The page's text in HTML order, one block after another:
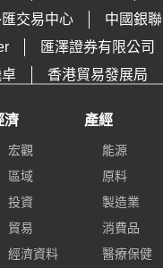
交易中心
中國銀聯
匯澤證券有限公司
香港貿易發展局
濟
宏觀
區域
投資
貿易
經濟資料
產經
能源
原料
製造業
消費品
醫療保健